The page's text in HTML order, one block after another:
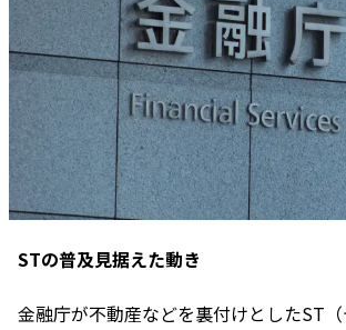
STの普及見据えた動き
金融庁が不動産などを裏付けとしたST（